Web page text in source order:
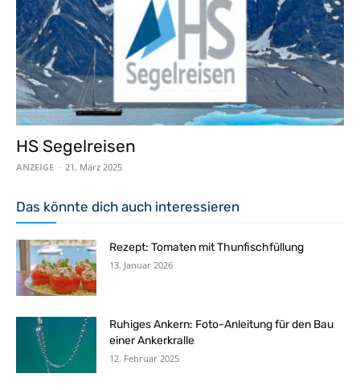
HS Segelreisen
ANZEIGE - 21. März 2025
Das könnte dich auch interessieren
Rezept: Tomaten mit Thunfischfüllung
13. Januar 2026
Ruhiges Ankern: Foto-Anleitung für den Bau
einer Ankerkralle
12. Februar 2025